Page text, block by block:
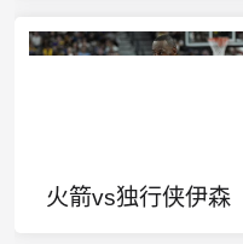
火箭vs独行侠伊森